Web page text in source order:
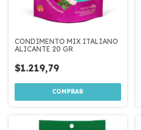
CONDIMENTO MIX ITALIANO
ALICANTE 20 GR
$1.219,79